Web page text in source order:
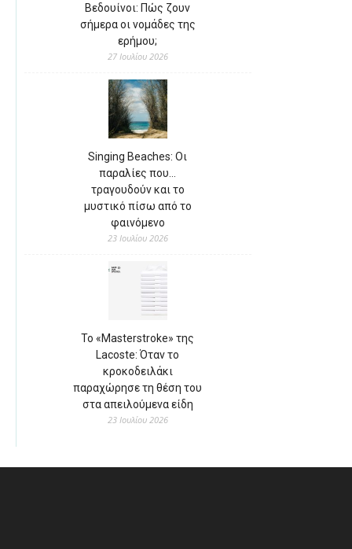
Βεδουίνοι: Πώς ζουν
σήμερα οι νομάδες της
ερήμου;
27 Ιουλίου 2026
Singing Beaches: Οι
παραλίες που…
τραγουδούν και το
μυστικό πίσω από το
φαινόμενο
23 Ιουλίου 2026
Το «Masterstroke» της
Lacoste: Όταν το
κροκοδειλάκι
παραχώρησε τη θέση του
στα απειλούμενα είδη
23 Ιουλίου 2026